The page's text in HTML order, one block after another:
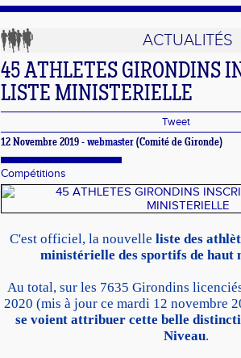
ACTUALITÉS
45 ATHLETES GIRONDINS
LISTE MINISTERIELLE
Tweet
12 Novembre 2019 - webmaster (Comité de Gironde)
Compétitions
C'est officiel, la nouvelleliste des
ministérielle des sportifs de haut
Au total, sur les 7635 Girondins
2020 (mis à jour ce mardi 12 novembre
se voient attribuer cette belle
Niveau.